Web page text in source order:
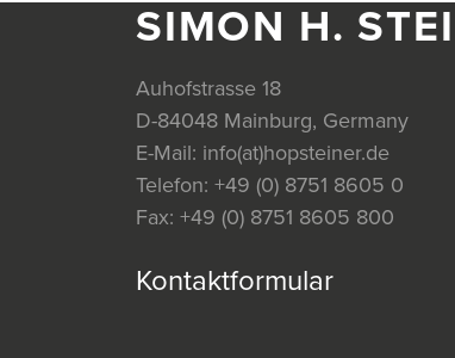
SIMON H.
Auhofstrasse 18
D-84048 Mainburg, Germany
E-Mail: info(at)hopsteiner.de
Telefon: +49 (0) 8751 8605 0
Fax: +49 (0) 8751 8605 800
Kontaktformular